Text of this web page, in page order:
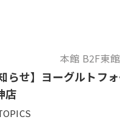
本館 B2F東
らせ】ヨーグルトフ
店